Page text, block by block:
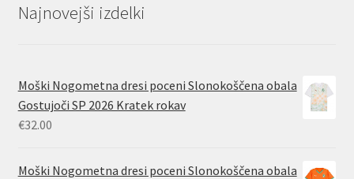
Najnovejši izdelki
Moški Nogometna dresi poceni Slonokoščena obala
Gostujoči SP 2026 Kratek rokav
€32.00
Moški Nogometna dresi poceni Slonokoščena obala